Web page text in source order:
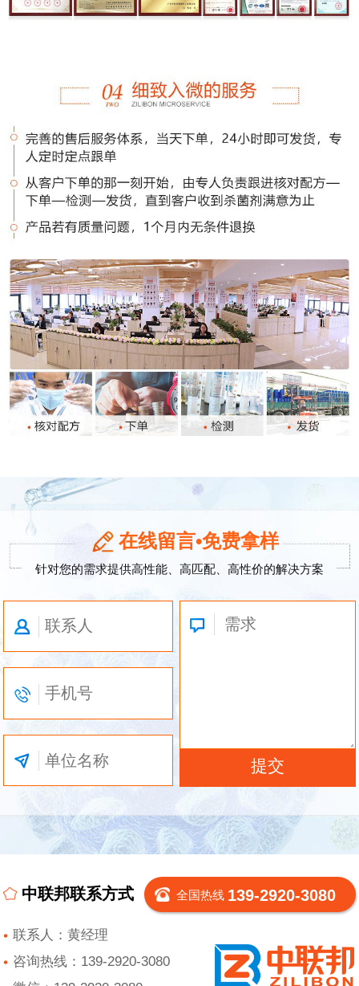
在线留言•免费拿样
针对您的需求提供高性能、高匹配、高性价的解决方案
中联邦联系方式 全国热线 139-2920-3080
联系人：黄经理
咨询热线：139-2920-3080